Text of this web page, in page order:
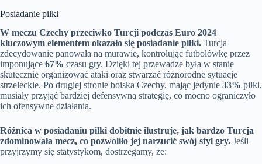
Posiadanie piłki
W meczu Czechy przeciwko Turcji podczas Euro 2024
kluczowym elementem okazało się posiadanie piłki. Turcja
zdecydowanie panowała na murawie, kontrolując futbolówkę przez
imponujące 67% czasu gry. Dzięki tej przewadze była w stanie
skutecznie organizować ataki oraz stwarzać różnorodne sytuacje
strzeleckie. Po drugiej stronie boiska Czechy, mając jedynie 33% piłki,
musiały przyjąć bardziej defensywną strategię, co mocno ograniczyło
ich ofensywne działania.
Różnica w posiadaniu piłki dobitnie ilustruje, jak bardzo Turcja
zdominowała mecz, co pozwoliło jej narzucić swój styl gry. Jeśli
przyjrzymy się statystykom, dostrzegamy, że: